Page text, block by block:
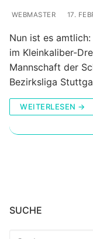
WEBMASTER 17.
Nun ist es
im Kleinkaliber-
Mannschaft der
Bezirksliga
WEITERLESEN →
SUCHE
Suchen